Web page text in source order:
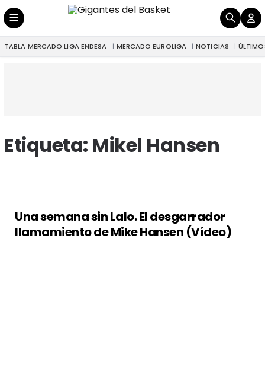
TABLA MERCADO LIGA ENDESA MERCADO EUROLIGA NOTICIAS
Etiqueta: Mikel Hansen
Una semana sin Lalo. El desgarrador
llamamiento de Mike Hansen (Vídeo)